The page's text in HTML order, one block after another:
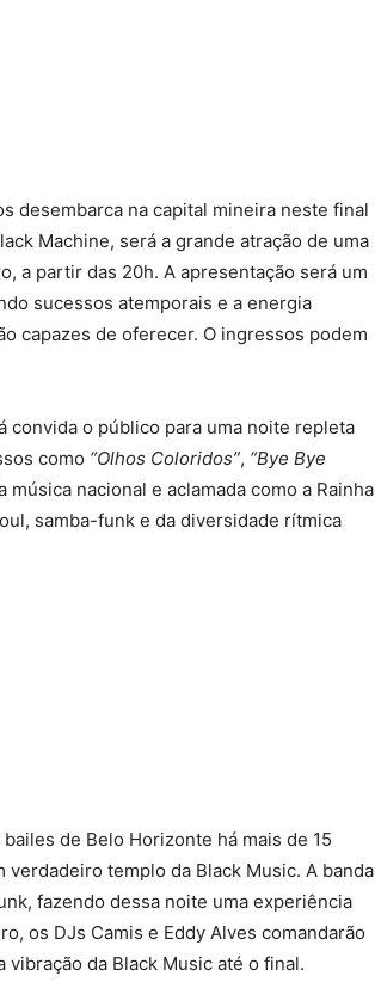
desembarca na capital mineira neste final
Machine, será a grande atração de uma
a partir das 20h. A apresentação será um
sucessos atemporais e a energia
capazes de oferecer. O ingressos podem
convida o público para uma noite repleta
como “Olhos Coloridos”, “Bye Bye
música nacional e aclamada como a Rainha
samba-funk e da diversidade rítmica
de Belo Horizonte há mais de 15
templo da Black Music. A banda
fazendo dessa noite uma experiência
os DJs Camis e Eddy Alves comandarão
da Black Music até o final.